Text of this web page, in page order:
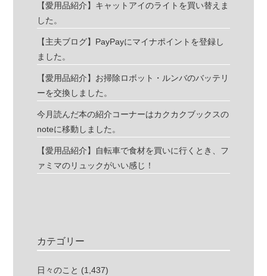
【愛用品紹介】キャットアイのライトを買い替えま
した。
【主夫ブログ】PayPayにマイナポイントを登録し
ました。
【愛用品紹介】お掃除ロボット・ルンバのバッテリ
ーを交換しました。
今月読んだ本の紹介コーナーはカクカクブックスの
noteに移動しました。
【愛用品紹介】自転車で食材を買いに行くとき、フ
ァミマのリュックがいい感じ！
カテゴリー
日々のこと (1,437)